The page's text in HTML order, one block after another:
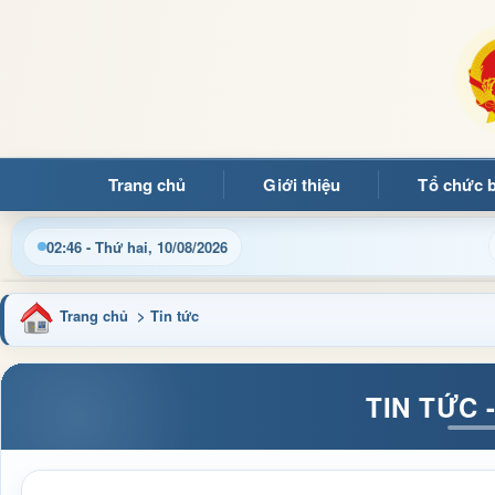
Trang chủ Giới thiệu Tổ chức
02:46 - Thứ hai, 10/08/2026
đọc đến với Trang thông tin điện tử xã Mường Ảng
Trang chủ > Tin tức
TIN TỨC